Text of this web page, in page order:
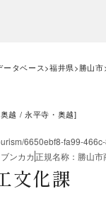
タベース 福井県 勝山市
越 永平寺・奥越]
6650ebf8-fa99-
ンカカ正規名称 ： 勝山市
文化課